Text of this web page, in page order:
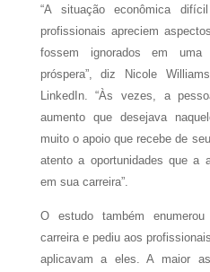
“A situação econômica
profissionais apreciem
fossem ignorados em uma
próspera”, diz Nicole
LinkedIn. “Às vezes, a
aumento que desejava
muito o apoio que recebe de
atento a oportunidades que a
em sua carreira”.
O estudo também
carreira e pediu aos
aplicavam a eles. A maior